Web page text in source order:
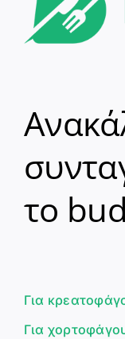
το
Για
Για